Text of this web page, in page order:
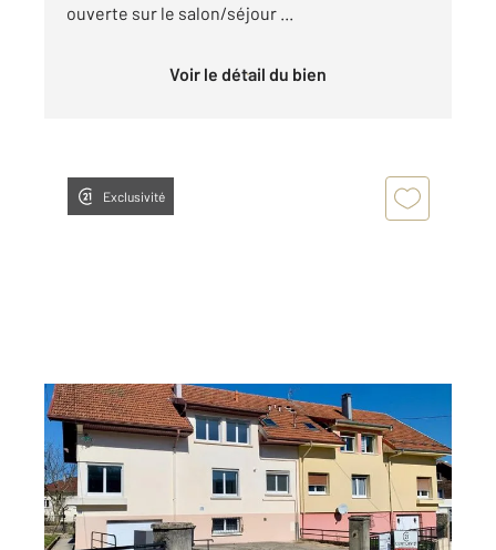
ouverte sur le salon/séjour ...
Voir le détail du bien
Exclusivité
PONTARLIER 25
41,80 m2, 2 pièces
Ref : 27879
Appartement F2 à louer
745 €